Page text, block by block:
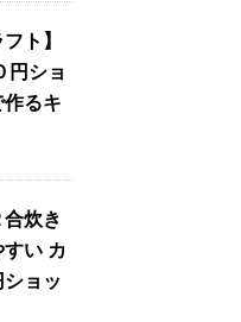
ト】
円ショ
作るキ
合炊き
い カ
ョッ